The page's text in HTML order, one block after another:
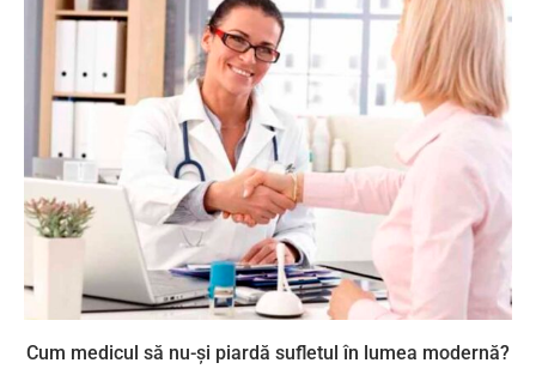
Cum medicul să nu-și piardă sufletul în lumea modernă?